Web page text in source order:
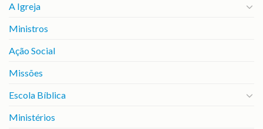
A Igreja
Ministros
Ação Social
Missões
Escola Bíblica
Ministérios